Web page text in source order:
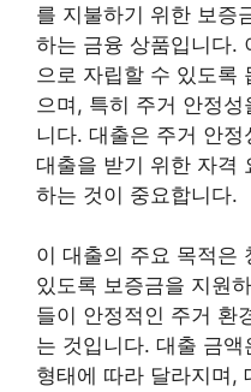
를 지불하기 위한 보증
하는 금융 상품입니다.
으로 자립할 수 있도록
으며, 특히 주거 안정
니다. 대출은 주거 안
대출을 받기 위한 자격
하는 것이 중요합니다.
이 대출의 주요 목적은
있도록 보증금을 지원
들이 안정적인 주거 환
는 것입니다. 대출 금
형태에 따라 달라지며,